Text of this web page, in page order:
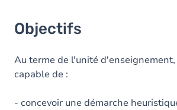
Objectifs
Au terme de l'unité
capable de :
- concevoir une démarche